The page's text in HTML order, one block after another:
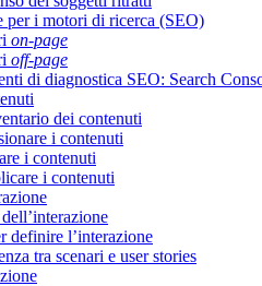
per i motori di ricerca (SEO)
on-page
off-page
di diagnostica SEO: Search
dei contenuti
i contenuti
i contenuti
i contenuti
definire l’interazione
tra scenari e user stories